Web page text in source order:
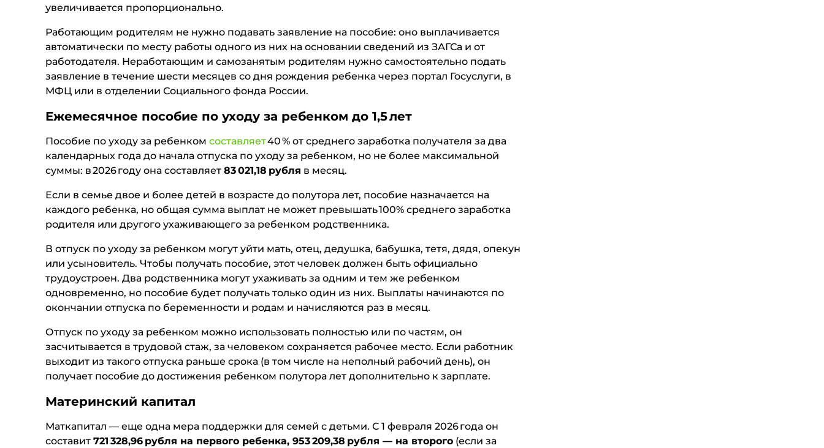
увеличивается пропорционально.
Работающим родителям не нужно подавать заявление на пособие: оно выплачивается
автоматически по месту работы одного из них на основании сведений из ЗАГСа и от
работодателя. Неработающим и самозанятым родителям нужно самостоятельно подать
заявление в течение шести месяцев со дня рождения ребенка через портал Госуслуги, в
МФЦ или в отделении Социального фонда России.
Ежемесячное пособие по уходу за ребенком до 1,5 лет
Пособие по уходу за ребенком составляет40 % от среднего заработка получателя за два
календарных года до начала отпуска по уходу за ребенком, но не более максимальной
суммы: в 2026 году она составляет 83 021,18 рубля в месяц.
Если в семье двое и более детей в возрасте до полутора лет, пособие назначается на
каждого ребенка, но общая сумма выплат не может превышать 100% среднего заработка
родителя или другого ухаживающего за ребенком родственника.
В отпуск по уходу за ребенком могут уйти мать, отец, дедушка, бабушка, тетя, дядя, опекун
или усыновитель. Чтобы получать пособие, этот человек должен быть официально
трудоустроен. Два родственника могут ухаживать за одним и тем же ребенком
одновременно, но пособие будет получать только один из них. Выплаты начинаются по
окончании отпуска по беременности и родам и начисляются раз в месяц.
Отпуск по уходу за ребенком можно использовать полностью или по частям, он
засчитывается в трудовой стаж, за человеком сохраняется рабочее место. Если работник
выходит из такого отпуска раньше срока (в том числе на неполный рабочий день), он
получает пособие до достижения ребенком полутора лет дополнительно к зарплате.
Материнский капитал
Маткапитал — еще одна мера поддержки для семей с детьми. С 1 февраля 2026 года он
составит 721 328,96 рубля на первого ребенка, 953 209,38 рубля — на второго (если за